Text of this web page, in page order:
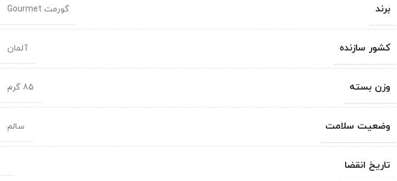
برند گورمت Gourmet
کشور سازنده آلمان
وزن بسته 85 گرم
وضعیت سلامت سالم
تاریخ انقضا